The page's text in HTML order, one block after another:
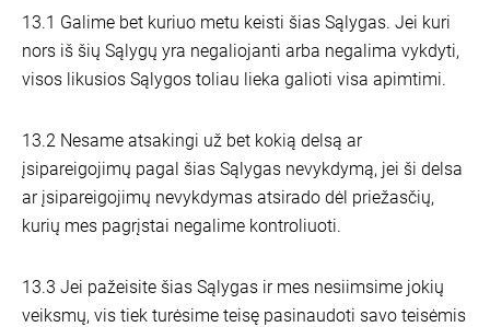
13.1 Galime bet kuriuo metu keisti šias Sąlygas. Jei kuri
nors iš šių Sąlygų yra negaliojanti arba negalima vykdyti,
visos likusios Sąlygos toliau lieka galioti visa apimtimi.
13.2 Nesame atsakingi už bet kokią delsą ar
įsipareigojimų pagal šias Sąlygas nevykdymą, jei ši delsa
ar įsipareigojimų nevykdymas atsirado dėl priežasčių,
kurių mes pagrįstai negalime kontroliuoti.
13.3 Jei pažeisite šias Sąlygas ir mes nesiimsime jokių
veiksmų, vis tiek turėsime teisę pasinaudoti savo teisėmis